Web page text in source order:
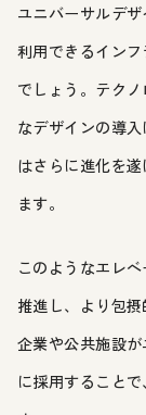
ユニバーサルデ
利用できるイン
でしょう。テク
なデザインの導
はさらに進化を
ます。
このようなエレ
推進し、より包
企業や公共施設
に採用すること